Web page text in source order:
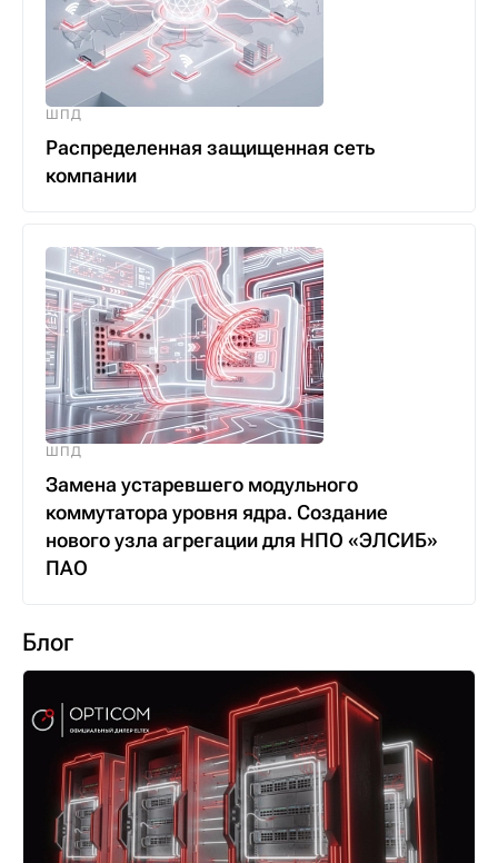
ШПД
Распределенная защищенная сеть
компании
ШПД
Замена устаревшего модульного
коммутатора уровня ядра. Создание
нового узла агрегации для НПО «ЭЛСИБ»
ПАО
Блог